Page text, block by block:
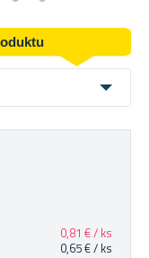
0,81 € / ks
0,65 € / ks